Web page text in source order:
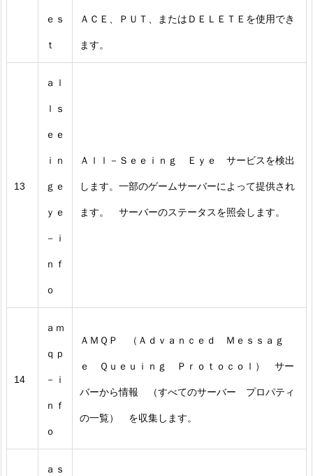
ｅｓ
ｔ
ＡＣＥ、ＰＵＴ、またはＤＥＬＥＴＥを使用でき
ます。
13
ａｌ
ｌｓ
ｅｅ
ｉｎ
ｇｅ
ｙｅ
－ｉ
ｎｆ
ｏ
Ａｌｌ－Ｓｅｅｉｎｇ Ｅｙｅ サービスを検出
します。一部のゲームサーバーによって提供され
ます。 サーバーのステータスを照会します。
14
ａｍ
ｑｐ
－ｉ
ｎｆ
ｏ
ＡＭＱＰ （Ａｄｖａｎｃｅｄ Ｍｅｓｓａｇ
ｅ Ｑｕｅｕｉｎｇ Ｐｒｏｔｏｃｏｌ） サー
バーから情報 （すべてのサーバー プロパティ
の一覧） を収集します。
ａｓ